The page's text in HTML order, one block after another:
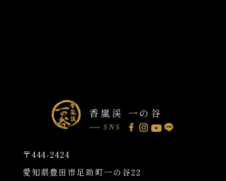
香嵐渓 一の谷
SNS
〒444-2424
愛知県豊田市足助町一の谷22